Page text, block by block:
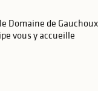
Domaine de Gauchoux
vous y accueille